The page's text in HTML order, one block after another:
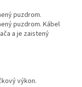
puzdrom.
puzdrom. Kábel
a je zaistený
výkon.